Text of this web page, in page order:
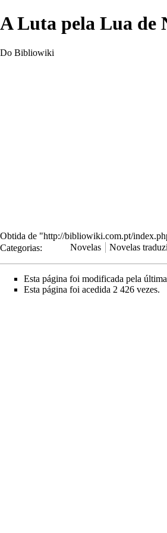
A Luta pela Lua de
Do Bibliowiki
Obtida de "http://bibliowiki.com.pt/
Categorias: Novelas Novelas
Esta página foi modificada pela
Esta página foi acedida 2 426 vezes.